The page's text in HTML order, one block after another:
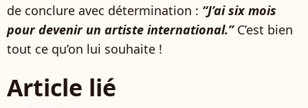
de conclure avec détermination : “J’ai six mois
pour devenir un artiste international.” C’est bien
tout ce qu’on lui souhaite !
Article lié